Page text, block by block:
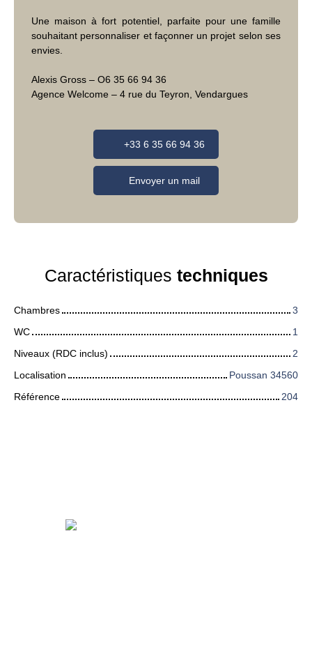
Une maison à fort potentiel, parfaite pour une famille
souhaitant personnaliser et façonner un projet selon ses
envies.
Alexis Gross – O6 35 66 94 36
Agence Welcome – 4 rue du Teyron, Vendargues
+33 6 35 66 94 36
Envoyer un mail
Caractéristiques techniques
Chambres
3
WC
1
Niveaux (RDC inclus)
2
Localisation
Poussan 34560
Référence
204